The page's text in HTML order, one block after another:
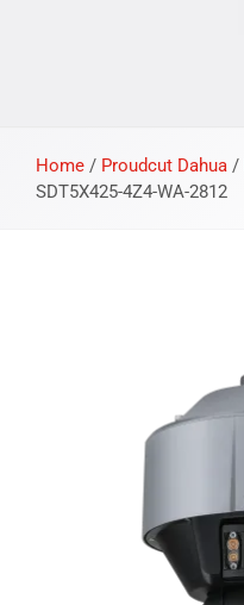
Home / Proudcut Dahua /
SDT5X425-4Z4-WA-2812